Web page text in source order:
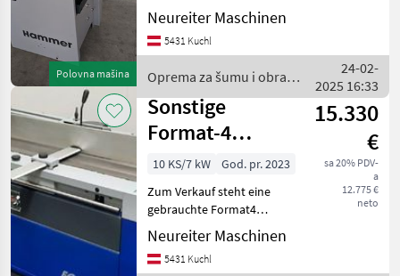
Polovna mašina
Abricht-
Dickenhobelmaschine mit
einer Abrichtlänge von 1800
von unserem Fachpersonal
überprüft
Neureiter Maschinen
5431 Kuchl
Oprema za šumu i obradu
drveta / Hammer
24-02-
2025 16:33
Sonstige
Format-4
Hobelmaschine
DUAL 51
15.330
€
sa 20% PDV-
a
12.775 €
neto
10 KS/7 kW
God. pr. 2023
Zum Verkauf steht eine
gebrauchte Format4
Abricht-
Dickenhobelmaschine mit
einer Abrichtlänge von 2250
Neureiter Maschinen
5431 Kuchl